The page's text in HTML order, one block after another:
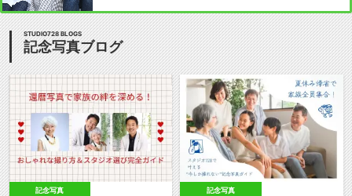
STUDIO728 BLOGS
記念写真ブログ
記念写真 記念写真